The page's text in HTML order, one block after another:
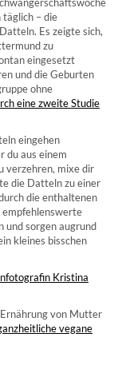
– die
Es zeigte sich,
zu
eingesetzt
und die Geburten
ohne
eine zweite Studie
eingehen
du aus einem
verzehren, mixe dir
die Datteln zu einer
die enthaltenen
empfehlenswerte
sorgen augrund
kleines bisschen
Kristina
von Mutter
vegane